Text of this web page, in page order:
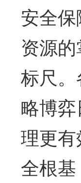
安全
资源
标尺
略博
理更
全根